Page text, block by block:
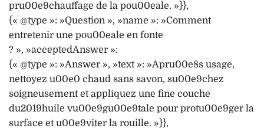
pru00e9chauffage de la pou00eale. »}},
{« @type »: »Question », »name »: »Comment
entretenir une pou00eale en fonte
? », »acceptedAnswer »:
{« @type »: »Answer », »text »: »Apru00e8s usage,
nettoyez u00e0 chaud sans savon, su00e9chez
soigneusement et appliquez une fine couche
du2019huile vu00e9gu00e9tale pour protu00e9ger la
surface et u00e9viter la rouille. »}},